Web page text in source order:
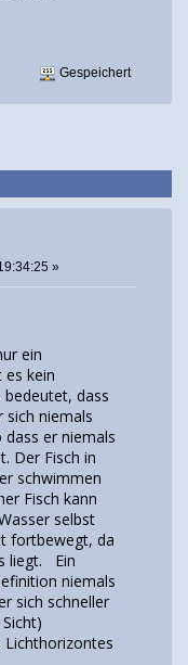
Gespeichert
»
ein
es kein
bedeutet, dass
sich niemals
er niemals
Der Fisch in
schwimmen
Fisch kann
selbst
fortbewegt, da
liegt. Ein
niemals
sich schneller